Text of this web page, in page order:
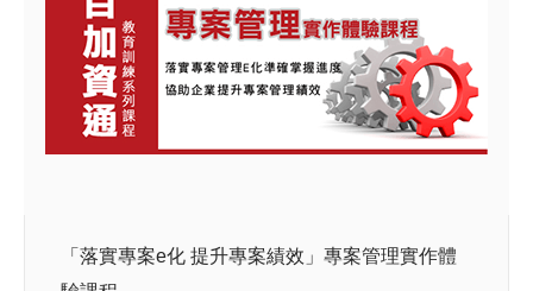
「落實專案e化 提升專案績效」專案管理實作體